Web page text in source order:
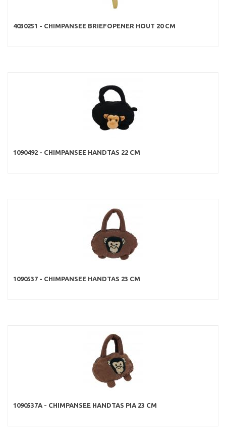
4030251 - CHIMPANSEE BRIEFOPENER HOUT 20 CM
1090492 - CHIMPANSEE HANDTAS 22 CM
1090537 - CHIMPANSEE HANDTAS 23 CM
1090537A - CHIMPANSEE HANDTAS PIA 23 CM